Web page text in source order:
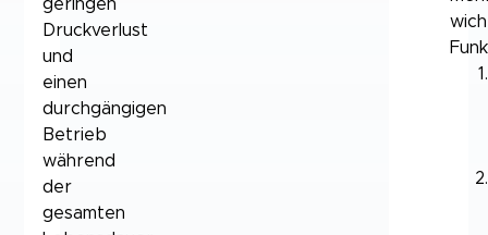
geringen
Druckverlust
und
einen
durchgängigen
Betrieb
während
der
gesamten